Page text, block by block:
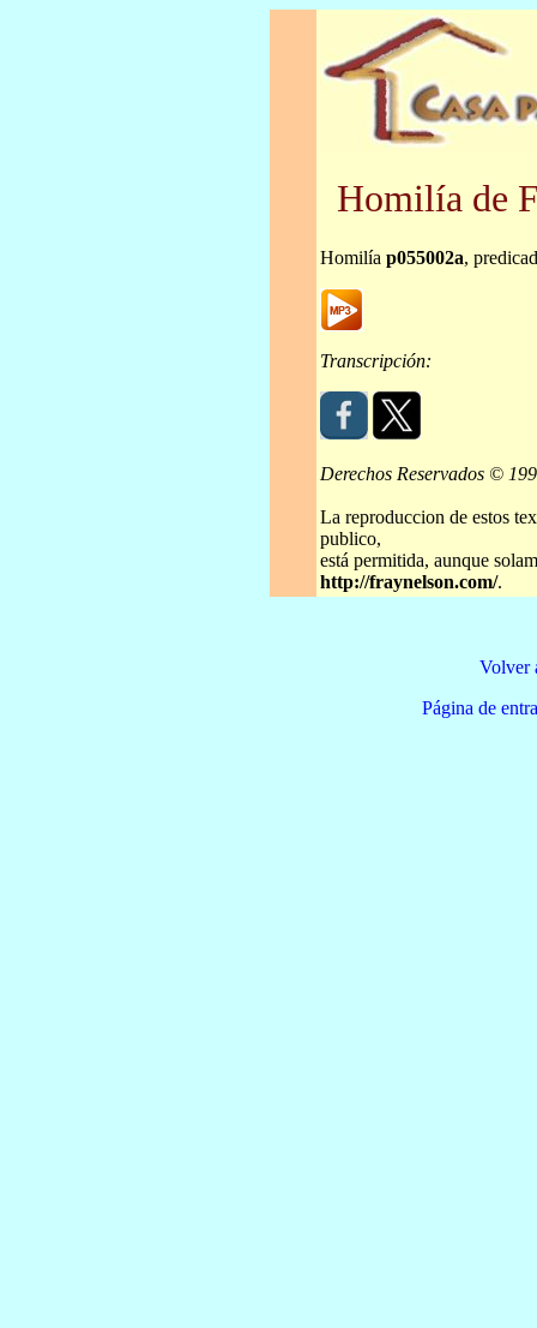
Homilía de
Homilía p055002a,
Transcripción:
Derechos Reservados ©
La reproduccion de estos
publico,
está permitida, aunque
http://fraynelson.com/.
Volver
Página de